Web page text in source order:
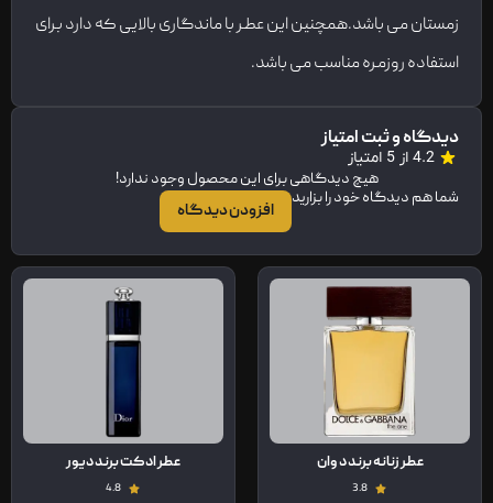
زمستان می باشد.همچنین این عطر با ماندگاری بالایی که دارد برای
استفاده روزمره مناسب می باشد.
دیدگاه و ثبت امتیاز
4.2 از 5 امتیاز
هیچ دیدگاهی برای این محصول وجود ندارد!
شما هم دیدگاه خود را بزارید
افزودن دیدگاه
عطر زنانه برند د وان
3.8
عطر ادکت برند دیور
4.8